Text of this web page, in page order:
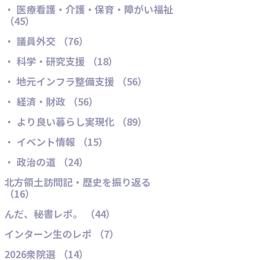
・ 医療看護・介護・保育・障がい福祉
（45）
・ 議員外交 （76）
・ 科学・研究支援 （18）
・ 地元インフラ整備支援 （56）
・ 経済・財政 （56）
・ より良い暮らし実現化 （89）
・ イベント情報 （15）
・ 政治の道 （24）
北方領土訪問記・歴史を振り返る
（16）
んだ、秘書レポ。 （44）
インターン生のレポ （7）
2026衆院選 （14）